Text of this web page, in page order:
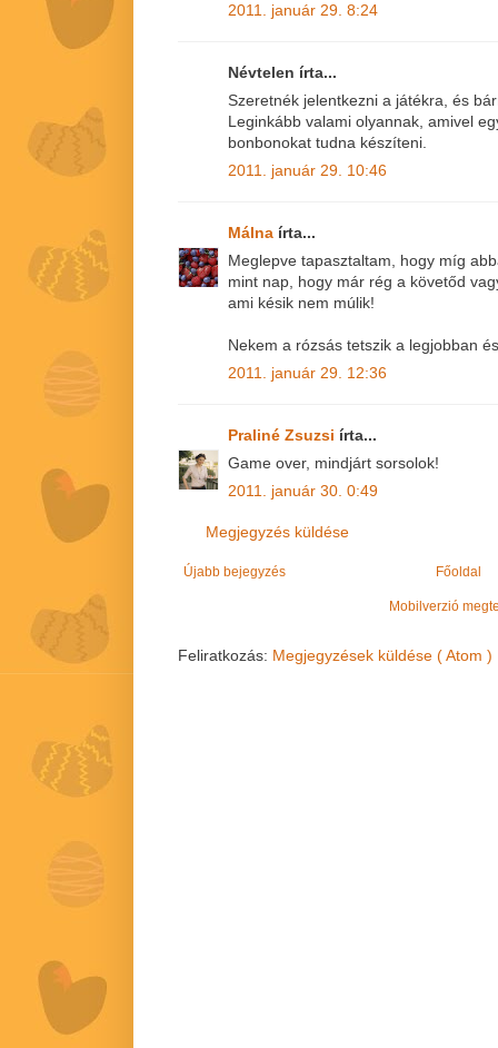
2011. január 29. 8:24
Névtelen írta...
Szeretnék jelentkezni a játékra, és
Leginkább valami olyannak, amivel
bonbonokat tudna készíteni.
2011. január 29. 10:46
Málna írta...
Meglepve tapasztaltam, hogy míg
mint nap, hogy már rég a követőd
ami késik nem múlik!
Nekem a rózsás tetszik a legjobban
2011. január 29. 12:36
Praliné Zsuzsi írta...
Game over, mindjárt sorsolok!
2011. január 30. 0:49
Megjegyzés küldése
Újabb bejegyzés Főoldal
Mobilverzió
Feliratkozás: Megjegyzések küldése ( Atom )